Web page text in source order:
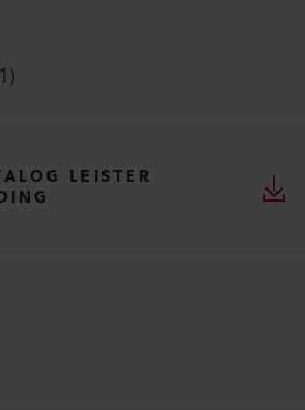
1)
LEISTER